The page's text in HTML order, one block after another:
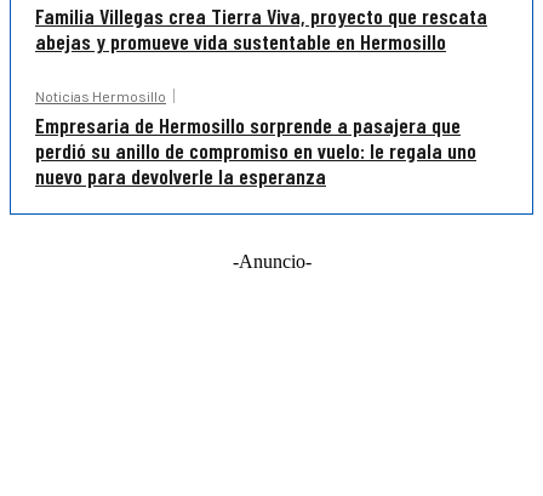
Familia Villegas crea Tierra Viva, proyecto que rescata
abejas y promueve vida sustentable en Hermosillo
Noticias Hermosillo
Empresaria de Hermosillo sorprende a pasajera que
perdió su anillo de compromiso en vuelo: le regala uno
nuevo para devolverle la esperanza
-Anuncio-